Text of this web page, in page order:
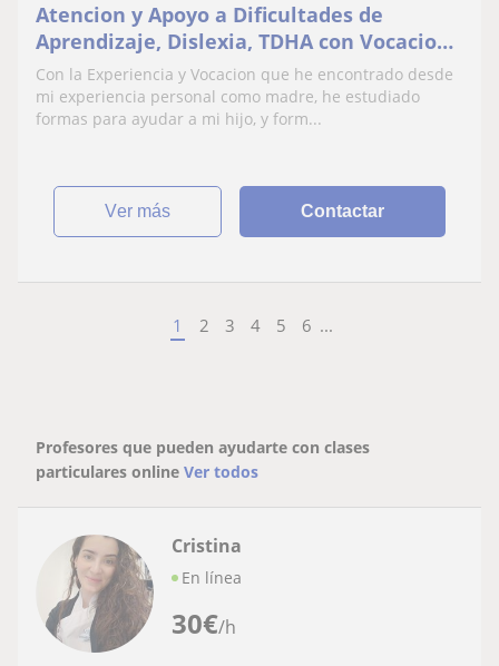
Atencion y Apoyo a Dificultades de
Aprendizaje, Dislexia, TDHA con Vocacion
de servicio Red de Apoyo
Con la Experiencia y Vocacion que he encontrado desde
mi experiencia personal como madre, he estudiado
formas para ayudar a mi hijo, y form...
ver más Contactar
1 2 3 4 5 6 ...
Profesores que pueden ayudarte con clases
particulares online Ver todos
30€/h
Cristina
En línea